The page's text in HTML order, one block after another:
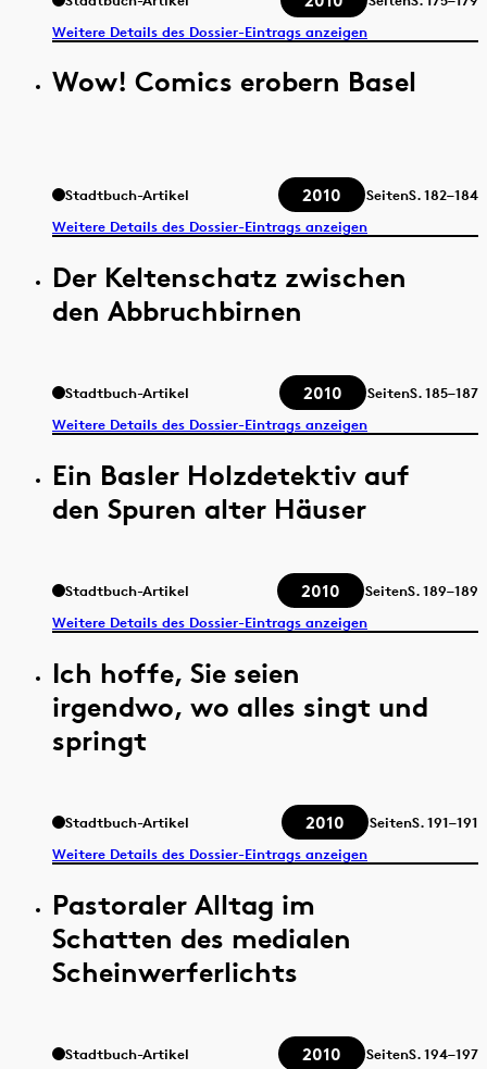
Weitere Details des Dossier-Eintrags anzeigen
Wow! Comics erobern Basel
Stadtbuch-Artikel 2010 SeitenS.182–184
Weitere Details des Dossier-Eintrags anzeigen
Der Keltenschatz zwischen
den Abbruchbirnen
Stadtbuch-Artikel 2010 SeitenS.185–187
Weitere Details des Dossier-Eintrags anzeigen
Ein Basler Holzdetektiv auf
den Spuren alter Häuser
Stadtbuch-Artikel 2010 SeitenS.189–189
Weitere Details des Dossier-Eintrags anzeigen
Ich hoffe, Sie seien
irgendwo, wo alles singt und
springt
Stadtbuch-Artikel 2010 SeitenS.191–191
Weitere Details des Dossier-Eintrags anzeigen
Pastoraler Alltag im
Schatten des medialen
Scheinwerferlichts
Stadtbuch-Artikel 2010 SeitenS.194–197